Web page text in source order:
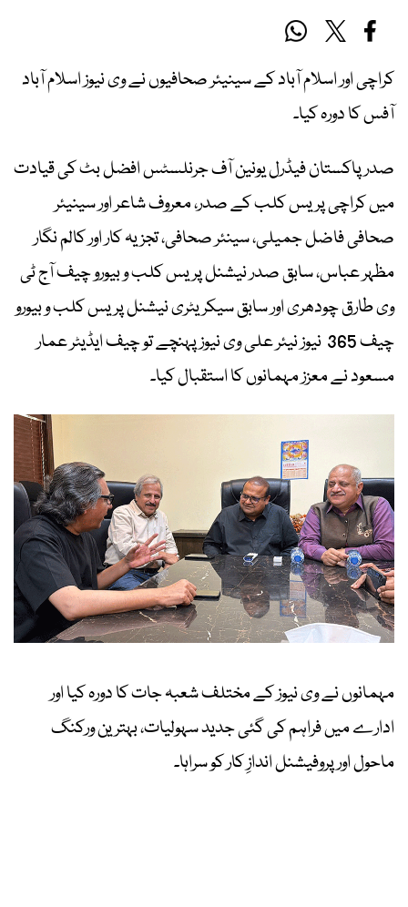
کراچی اور اسلام آباد کے سینیئر صحافیوں نے وی نیوز اسلام آباد
آفس کا دورہ کیا۔
صدر پاکستان فیڈرل یونین آف جرنلسٹس افضل بٹ کی قیادت
میں کراچی پریس کلب کے صدر، معروف شاعر اور سینیئر
صحافی فاضل جمیلی، سینئر صحافی، تجزیہ کار اور کالم نگار
مظہر عباس، سابق صدر نیشنل پریس کلب و بیورو چیف آج ٹی
وی طارق چودھری اور سابق سیکریٹری نیشنل پریس کلب و بیورو
چیف 365 نیوز نیئر علی وی نیوز پہنچے تو چیف ایڈیٹر عمار
مسعود نے معزز مہمانوں کا استقبال کیا۔
مہمانوں نے وی نیوز کے مختلف شعبہ جات کا دورہ کیا اور
ادارے میں فراہم کی گئی جدید سہولیات، بہترین ورکنگ
ماحول اور پروفیشنل اندازِ کار کو سراہا۔